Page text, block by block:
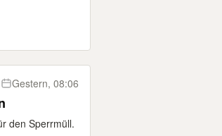
Gestern, 08:06
den Sperrmüll.